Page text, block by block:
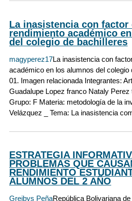
La inasistencia con factor
rendimiento académico
del colegio de bachilleres
magyperez17La inasistencia con
académico en los alumnos del colegio
01. Imagen relacionada Integrantes:
Guadalupe Lopez franco Nataly
Grupo: F Materia: metodología de la
Velázquez _ Tema: La inasistencia
ESTRATEGIA
PROBLEMAS QUE
RENDIMIENTO
ALUMNOS DEL 2 AÑO
Greibys PeñaRepública Bolivariana